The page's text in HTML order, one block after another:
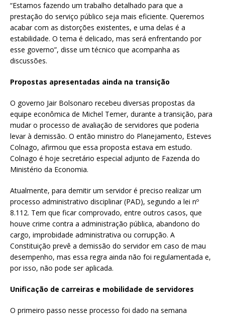
“Estamos fazendo um trabalho detalhado para que a
prestação do serviço público seja mais eficiente. Queremos
acabar com as distorções existentes, e uma delas é a
estabilidade. O tema é delicado, mas será enfrentando por
esse governo”, disse um técnico que acompanha as
discussões.
Propostas apresentadas ainda na transição
O governo Jair Bolsonaro recebeu diversas propostas da
equipe econômica de Michel Temer, durante a transição, para
mudar o processo de avaliação de servidores que poderia
levar à demissão. O então ministro do Planejamento, Esteves
Colnago, afirmou que essa proposta estava em estudo.
Colnago é hoje secretário especial adjunto de Fazenda do
Ministério da Economia.
Atualmente, para demitir um servidor é preciso realizar um
processo administrativo disciplinar (PAD), segundo a lei nº
8.112. Tem que ficar comprovado, entre outros casos, que
houve crime contra a administração pública, abandono do
cargo, improbidade administrativa ou corrupção. A
Constituição prevê a demissão do servidor em caso de mau
desempenho, mas essa regra ainda não foi regulamentada e,
por isso, não pode ser aplicada.
Unificação de carreiras e mobilidade de servidores
O primeiro passo nesse processo foi dado na semana